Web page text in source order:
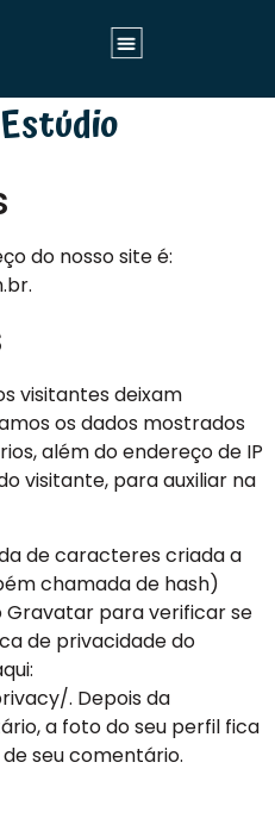
do nosso site é:
visitantes deixam
os dados mostrados
além do endereço de IP
visitante, para auxiliar na
de caracteres criada a
chamada de hash)
Gravatar para verificar se
de privacidade do
. Depois da
a foto do seu perfil fica
seu comentário.